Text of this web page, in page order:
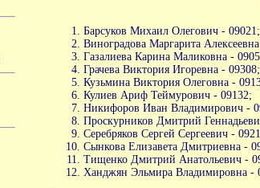
Барсуков Михаил Олегович - 09021;
Виноградова Маргарита
Газалиева Карина Маликовна -
Грачева Виктория Игоревна - 09308;
Кузьмина Виктория Олеговна -
Кулиев Ариф Теймурович - 09132;
Никифоров Иван Владимирович -
Проскурников Дмитрий
Серебряков Сергей Сергеевич -
Сынкова Елизавета Дмитриевна -
Тищенко Дмитрий Анатольевич -
Ханджян Эльмира Владимировна -